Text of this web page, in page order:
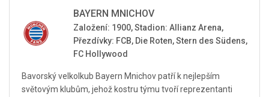
BAYERN MNICHOV
Založení: 1900, Stadion: Allianz Arena,
Přezdívky: FCB, Die Roten, Stern des Südens,
FC Hollywood
Bavorský velkolkub Bayern Mnichov patří k nejlepším
světovým klubům, jehož kostru týmu tvoří reprezentanti